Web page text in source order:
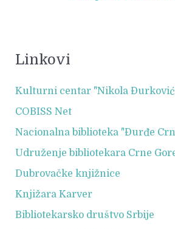
Linkovi
Kulturni centar "Nikola
COBISS Net
Nacionalna biblioteka "Đurđe
Udruženje bibliotekara Crne
Dubrovačke knjižnice
Knjižara Karver
Bibliotekarsko društvo Srbije